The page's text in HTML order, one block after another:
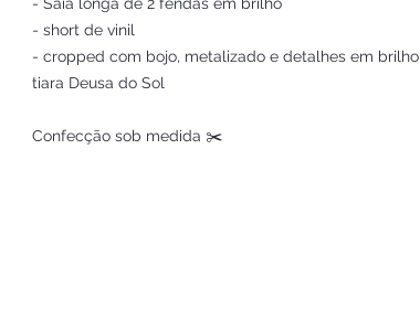
- short de vinil
- cropped com bojo, metalizado e detalhes em brilho
tiara Deusa do Sol